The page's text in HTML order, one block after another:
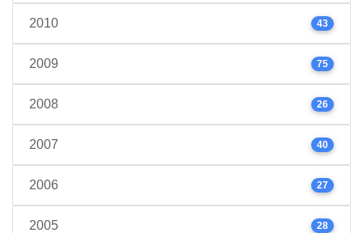
2010 43
2009 75
2008 26
2007 40
2006 27
2005 28